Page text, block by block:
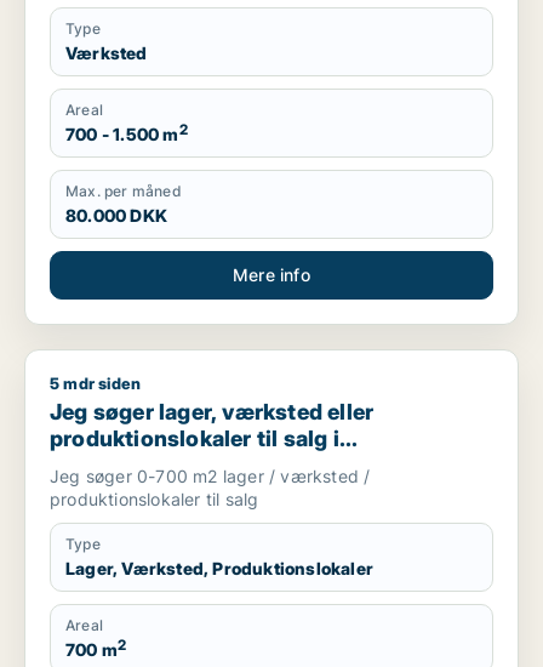
Type
Værksted
Areal
700 - 1.500 m2
Max. per måned
80.000 DKK
Mere info
Jeg søger lager, værksted eller produktionslokaler til salg i
5 mdr siden
Jeg søger lager, værksted eller
produktionslokaler til salg i
Storkøbenhavn
Jeg søger 0-700 m2 lager / værksted /
produktionslokaler til salg
Type
Lager, Værksted, Produktionslokaler
Areal
700 m2